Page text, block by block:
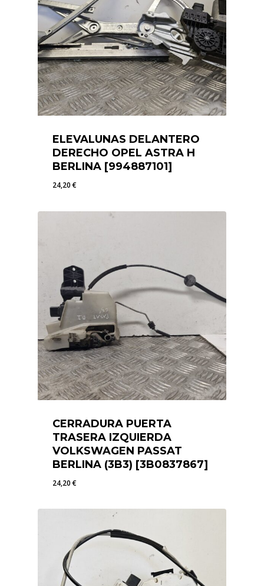
ELEVALUNAS DELANTERO
DERECHO OPEL ASTRA H
BERLINA [994887101]
24,20€
CERRADURA PUERTA
TRASERA IZQUIERDA
VOLKSWAGEN PASSAT
BERLINA (3B3) [3B0837867]
24,20€